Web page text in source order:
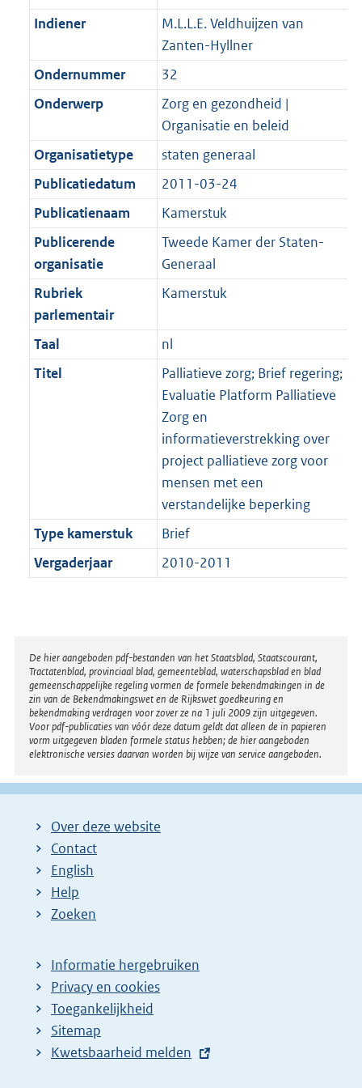
Indiener
M.L.L.E. Veldhuijzen van
Zanten-Hyllner
Ondernummer
32
Onderwerp
Zorg en gezondheid |
Organisatie en beleid
Organisatietype
staten generaal
Publicatiedatum
2011-03-24
Publicatienaam
Kamerstuk
Publicerende
organisatie
Tweede Kamer der Staten-
Generaal
Rubriek
parlementair
Kamerstuk
Taal
nl
Titel
Palliatieve zorg; Brief regering;
Evaluatie Platform Palliatieve
Zorg en
informatieverstrekking over
project palliatieve zorg voor
mensen met een
verstandelijke beperking
Type kamerstuk
Brief
Vergaderjaar
2010-2011
Disclaimer
De hier aangeboden pdf-bestanden van het Staatsblad, Staatscourant,
Tractatenblad, provinciaal blad, gemeenteblad, waterschapsblad en blad
gemeenschappelijke regeling vormen de formele bekendmakingen in de
zin van de Bekendmakingswet en de Rijkswet goedkeuring en
bekendmaking verdragen voor zover ze na 1 juli 2009 zijn uitgegeven.
Voor pdf-publicaties van vóór deze datum geldt dat alleen de in papieren
vorm uitgegeven bladen formele status hebben; de hier aangeboden
elektronische versies daarvan worden bij wijze van service aangeboden.
Over deze website
Contact
English
Help
Zoeken
Informatie hergebruiken
Privacy en cookies
Toegankelijkheid
Sitemap
E
Kwetsbaarheid melden